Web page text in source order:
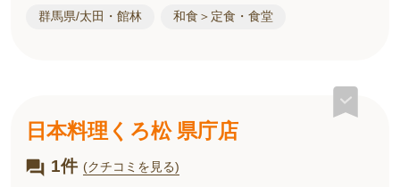
群馬県/太田・館林 和食＞定食・食堂
日本料理くろ松 県庁店
1件 (クチコミを見る)